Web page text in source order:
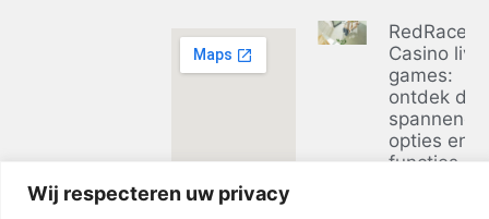
Wij respecteren uw privacy
RedRacer
Casino live
games:
ontdek de
opties en
functies